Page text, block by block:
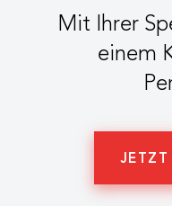
Mit Ihrer
einem
JETZT